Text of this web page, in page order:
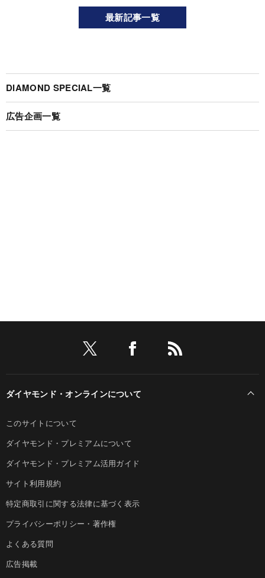
最新記事一覧
DIAMOND SPECIAL一覧
広告企画一覧
ダイヤモンド・オンラインについて
このサイトについて
ダイヤモンド・プレミアムについて
ダイヤモンド・プレミアム活用ガイド
サイト利用規約
特定商取引に関する法律に基づく表示
プライバシーポリシー・著作権
よくある質問
広告掲載